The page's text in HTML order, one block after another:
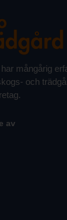
mångårig
och
av